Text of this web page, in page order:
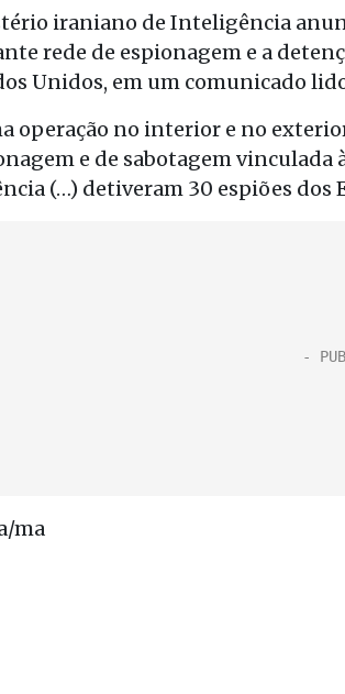
iraniano de Inteligência
rede de espionagem e a
Unidos, em um comunicado
operação no interior e no
e de sabotagem
(…) detiveram 30 espiões dos
ma